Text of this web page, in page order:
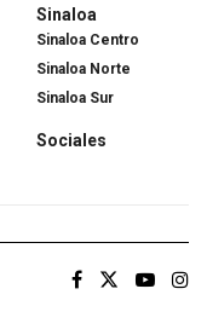
Sinaloa
Sinaloa Centro
Sinaloa Norte
Sinaloa Sur
Sociales